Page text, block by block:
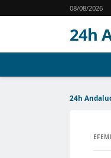
08/08/2026
24h
24h